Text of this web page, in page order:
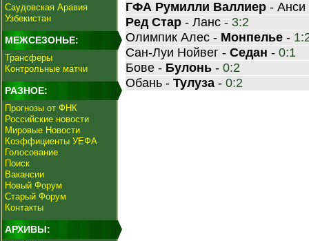
Саудовская Аравия
Узбекистан
МЕЖСЕЗОНЬЕ:
Трансферы
Контрольные матчи
РАЗНОЕ:
Прогнозы от ФНК
Российские новости
Мировые Новости
Коэффициенты УЕФА
Голосование
Поиск
Вакансии
Новый Форум
Старый Форум
Контакты
АРХИВЫ:
ГФА Румилли Валлиер -
Ред Стар - Ланс - 3:2
Олимпик Алес - Монпелье -
Сан-Луи Нойвег - Седан - 0:1
Бове - Булонь - 0:2
Обань - Тулуза - 0:2